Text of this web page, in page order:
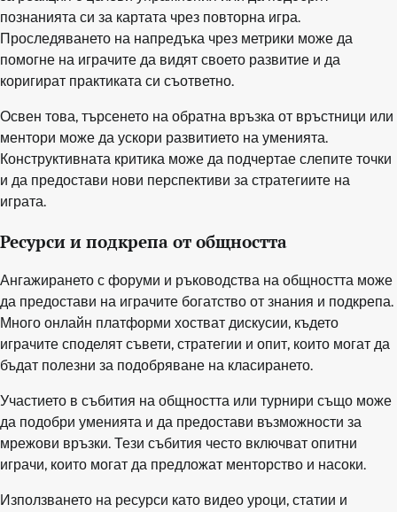
познанията си за картата чрез повторна игра.
Проследяването на напредъка чрез метрики може да
помогне на играчите да видят своето развитие и да
коригират практиката си съответно.
Освен това, търсенето на обратна връзка от връстници или
ментори може да ускори развитието на уменията.
Конструктивната критика може да подчертае слепите точки
и да предостави нови перспективи за стратегиите на
играта.
Ресурси и подкрепа от общността
Ангажирането с форуми и ръководства на общността може
да предостави на играчите богатство от знания и подкрепа.
Много онлайн платформи хостват дискусии, където
играчите споделят съвети, стратегии и опит, които могат да
бъдат полезни за подобряване на класирането.
Участието в събития на общността или турнири също може
да подобри уменията и да предостави възможности за
мрежови връзки. Тези събития често включват опитни
играчи, които могат да предложат менторство и насоки.
Използването на ресурси като видео уроци, статии и